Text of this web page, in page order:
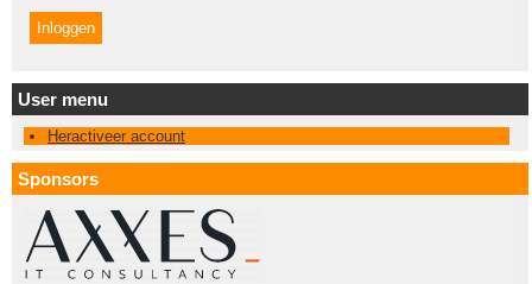
User menu
Heractiveer account
Sponsors